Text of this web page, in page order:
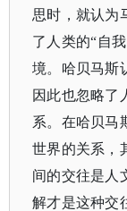
思时，就认为
了人类的“自
境。哈贝马斯
因此也忽略了
系。在哈贝马
世界的关系，
间的交往是人
解才是这种交